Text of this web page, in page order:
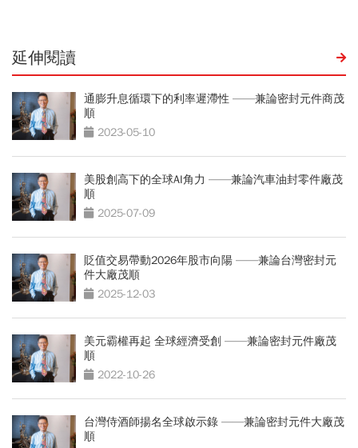
延伸閱讀
通膨升息循環下的利率遲滯性 ——兼論密封元件商茂
順
2023-05-10
美股創高下的全球AI角力 ——兼論汽車油封零件廠茂
順
2025-07-09
貶值交易帶動2026年股市向陽 ——兼論台灣密封元
件大廠茂順
2025-12-03
美元霸權再起 全球經濟受創 ——兼論密封元件廠茂
順
2022-10-26
台灣侍酒師揚名全球啟示錄 ——兼論密封元件大廠茂
順